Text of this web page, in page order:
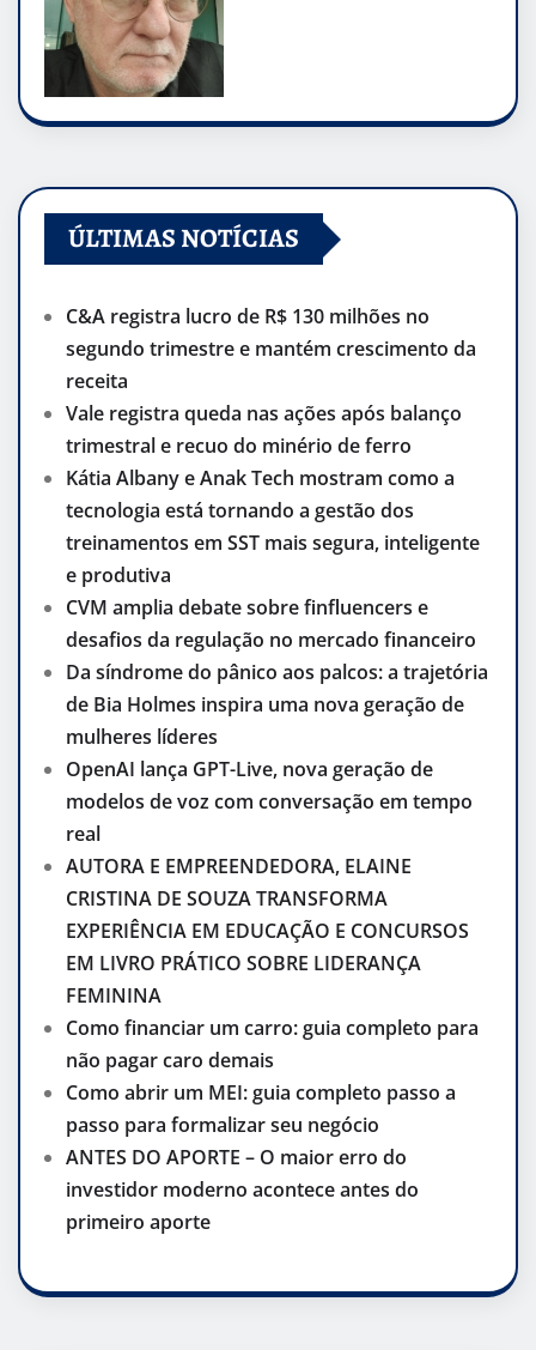
ÚLTIMAS NOTÍCIAS
C&A registra lucro de R$ 130 milhões no
segundo trimestre e mantém crescimento da
receita
Vale registra queda nas ações após balanço
trimestral e recuo do minério de ferro
Kátia Albany e Anak Tech mostram como a
tecnologia está tornando a gestão dos
treinamentos em SST mais segura, inteligente
e produtiva
CVM amplia debate sobre finfluencers e
desafios da regulação no mercado financeiro
Da síndrome do pânico aos palcos: a trajetória
de Bia Holmes inspira uma nova geração de
mulheres líderes
OpenAI lança GPT-Live, nova geração de
modelos de voz com conversação em tempo
real
AUTORA E EMPREENDEDORA, ELAINE
CRISTINA DE SOUZA TRANSFORMA
EXPERIÊNCIA EM EDUCAÇÃO E CONCURSOS
EM LIVRO PRÁTICO SOBRE LIDERANÇA
FEMININA
Como financiar um carro: guia completo para
não pagar caro demais
Como abrir um MEI: guia completo passo a
passo para formalizar seu negócio
ANTES DO APORTE – O maior erro do
investidor moderno acontece antes do
primeiro aporte